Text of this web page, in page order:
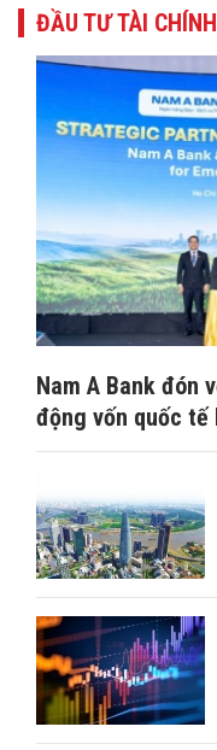
ĐẦU TƯ TÀI CHÍNH
Nam A Bank đón
động vốn quốc tế